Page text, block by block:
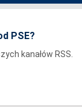
PSE?
kanałów RSS.